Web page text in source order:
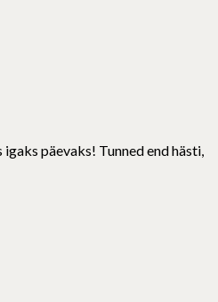
päevaks! Tunned end hästi,